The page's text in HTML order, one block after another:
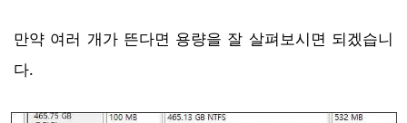
만약 여러 개가 뜬다면 용량을 잘 살펴보시면 되겠습니
다.